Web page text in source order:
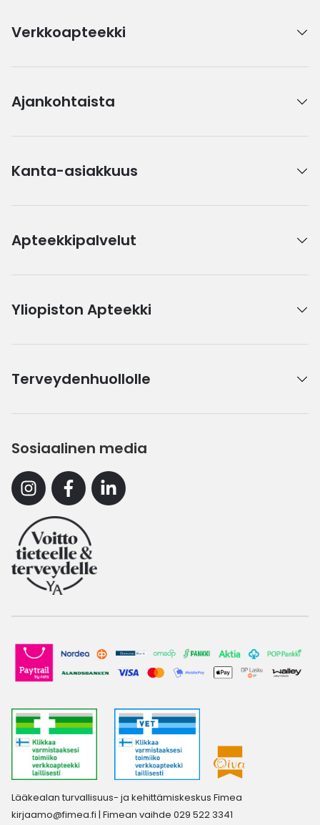
Verkkoapteekki
Ajankohtaista
Kanta-asiakkuus
Apteekkipalvelut
Yliopiston Apteekki
Terveydenhuollolle
Sosiaalinen media
InstagramFacebookLinkedin
Lääkealan turvallisuus- ja kehittämiskeskus Fimea
kirjaamo@fimea.fi | Fimean vaihde 029 522 3341